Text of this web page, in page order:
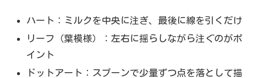
ハート：ミルクを中央に注ぎ、最後に線を引くだけ
リーフ（葉模様）：左右に揺らしながら注ぐのがポ
イント
ドットアート：スプーンで少量ずつ点を落として描